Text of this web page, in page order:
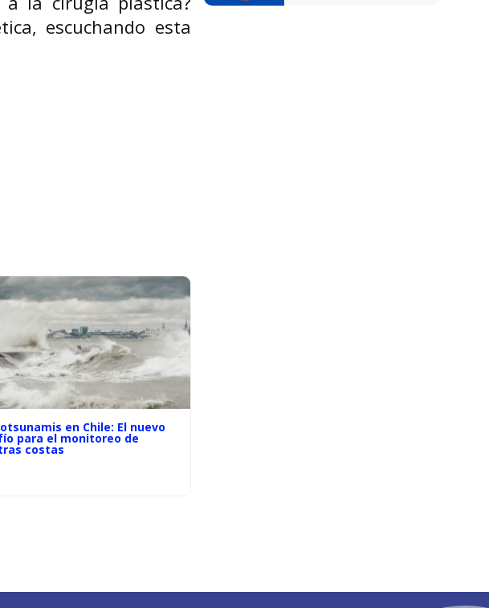
escuchando esta
en Chile: El nuevo
para el monitoreo de
costas